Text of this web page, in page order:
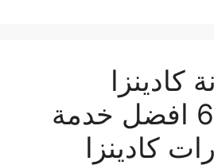
كادينزا
69622745 افضل خدمة
كادينزا